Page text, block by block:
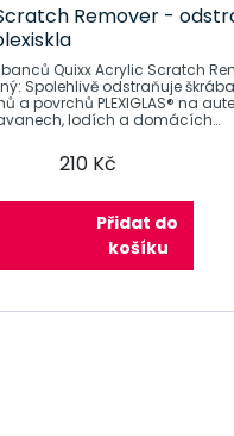
Remover -
Quixx Acrylic Scratch
z
a povrchů PLEXIGLAS® na
lodích a domácích
210 Kč
Přidat do
košíku